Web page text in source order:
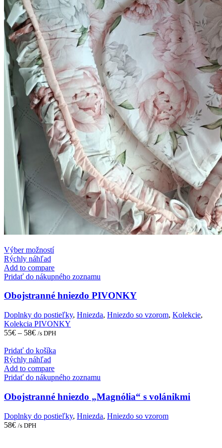
Výber možnostíThis
has
multiple
The
may
be
chosen
the
product
page
Rýchly náhľad
Add to compare
Pridať do nákupného zoznamu
Obojstranné hniezdo PIVONKY
Doplnky do postieľky, Hniezda, Hniezdo so vzorom, Kolekcie,
Kolekcia PIVONKY
55€ – 58€ /s DPH
Pridať do košíka
Rýchly náhľad
Add to compare
Pridať do nákupného zoznamu
Obojstranné hniezdo „Magnólia“ s volánikmi
Doplnky do postieľky, Hniezda, Hniezdo so vzorom
58€ /s DPH